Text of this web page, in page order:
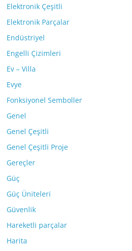
Elektronik Çeşitli
Elektronik Parçalar
Endüstriyel
Engelli Çizimleri
Ev – Villa
Evye
Fonksiyonel Semboller
Genel
Genel Çeşitli
Genel Çeşitli Proje
Gereçler
Güç
Güç Üniteleri
Güvenlik
Hareketli parçalar
Harita